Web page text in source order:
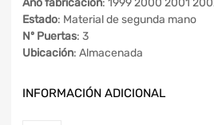
Estado: Material de segunda mano
Nº Puertas: 3
Ubicación: Almacenada
INFORMACIÓN ADICIONAL